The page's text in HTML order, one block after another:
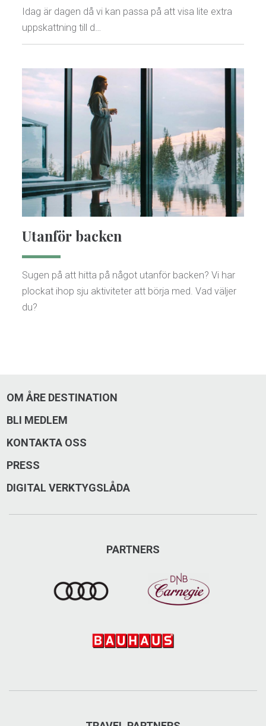
Idag är dagen då vi kan passa på att visa lite extra
uppskattning till d…
Utanför backen
Sugen på att hitta på något utanför backen? Vi har
plockat ihop sju aktiviteter att börja med. Vad väljer
du?
OM ÅRE DESTINATION
BLI MEDLEM
KONTAKTA OSS
PRESS
DIGITAL VERKTYGSLÅDA
PARTNERS